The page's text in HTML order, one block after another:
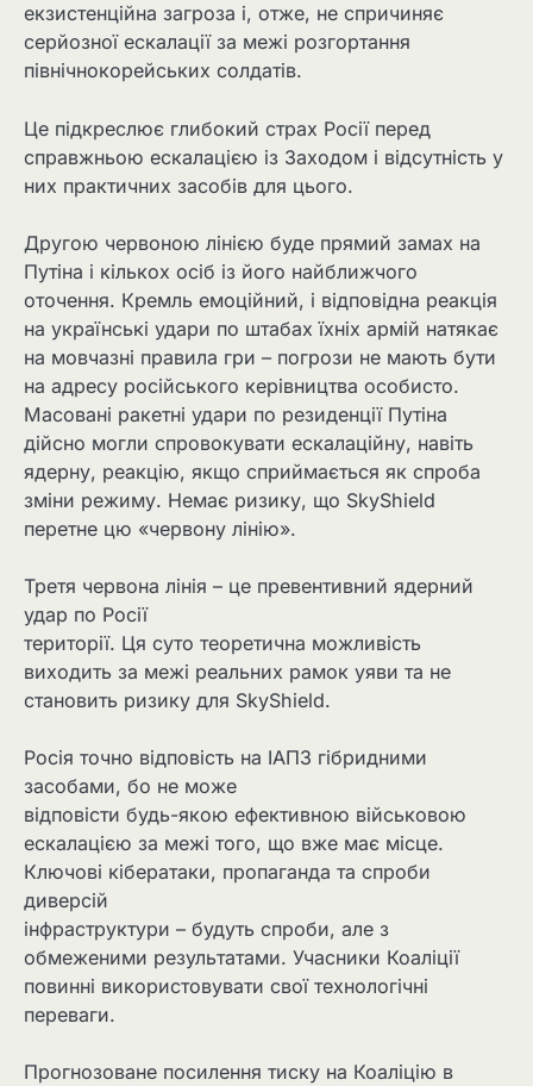
екзистенційна загроза і, отже, не спричиняє
серйозної ескалації за межі розгортання
північнокорейських солдатів.
Це підкреслює глибокий страх Росії перед
справжньою ескалацією із Заходом і відсутність у
них практичних засобів для цього.
Другою червоною лінією буде прямий замах на
Путіна і кількох осіб із його найближчого
оточення. Кремль емоційний, і відповідна реакція
на українські удари по штабах їхніх армій натякає
на мовчазні правила гри – погрози не мають бути
на адресу російського керівництва особисто.
Масовані ракетні удари по резиденції Путіна
дійсно могли спровокувати ескалаційну, навіть
ядерну, реакцію, якщо сприймається як спроба
зміни режиму. Немає ризику, що SkyShield
перетне цю «червону лінію».
Третя червона лінія – це превентивний ядерний
удар по Росії
території. Ця суто теоретична можливість
виходить за межі реальних рамок уяви та не
становить ризику для SkyShield.
Росія точно відповість на ІАПЗ гібридними
засобами, бо не може
відповісти будь-якою ефективною військовою
ескалацією за межі того, що вже має місце.
Ключові кібератаки, пропаганда та спроби
диверсій
інфраструктури – будуть спроби, але з
обмеженими результатами. Учасники Коаліції
повинні використовувати свої технологічні
переваги.
Прогнозоване посилення тиску на Коаліцію в